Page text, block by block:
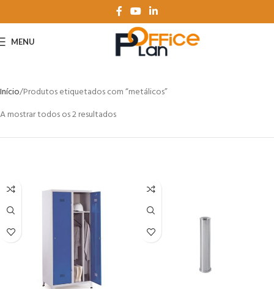
MENU
Início Produtos etiquetados com “metálicos”
A mostrar todos os 2 resultados